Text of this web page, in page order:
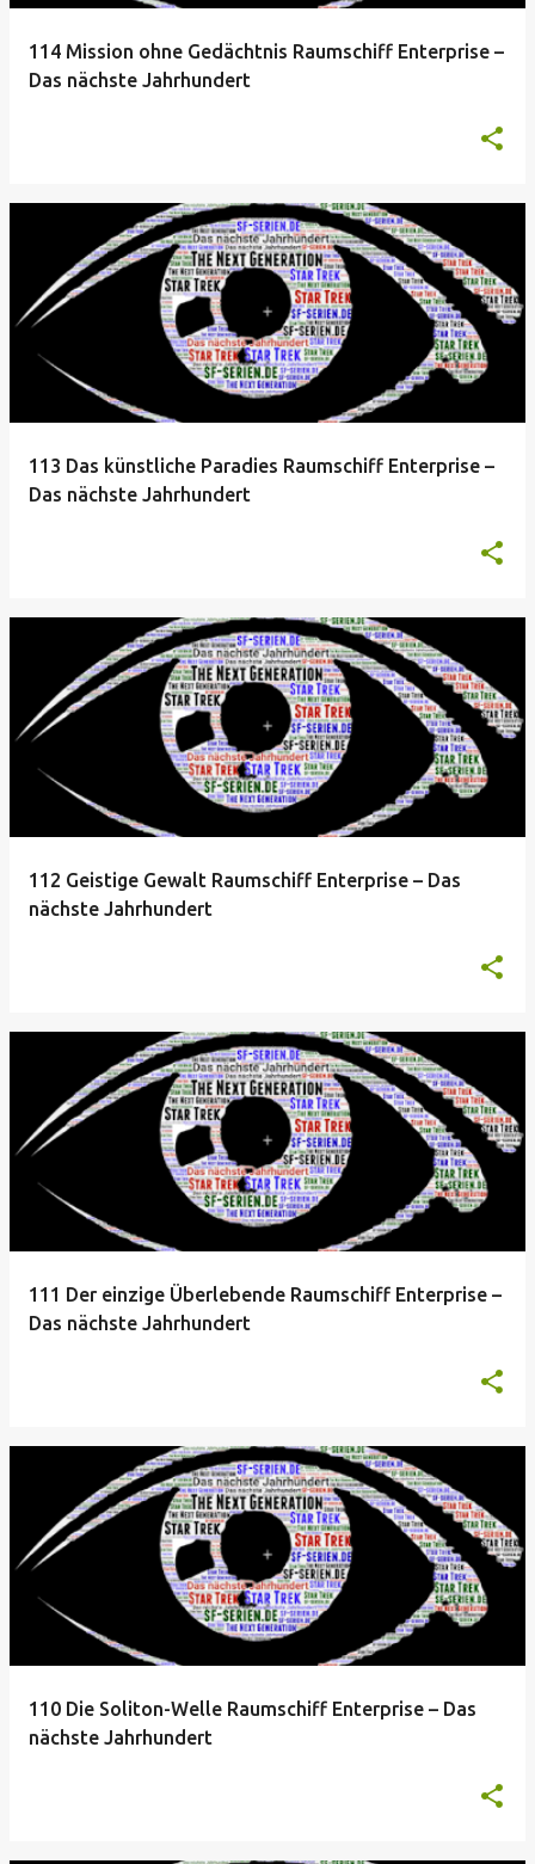
114 Mission ohne Gedächtnis Raumschiff Enterprise –
Das nächste Jahrhundert
113 Das künstliche Paradies Raumschiff Enterprise –
Das nächste Jahrhundert
112 Geistige Gewalt Raumschiff Enterprise – Das
nächste Jahrhundert
111 Der einzige Überlebende Raumschiff Enterprise –
Das nächste Jahrhundert
110 Die Soliton-Welle Raumschiff Enterprise – Das
nächste Jahrhundert